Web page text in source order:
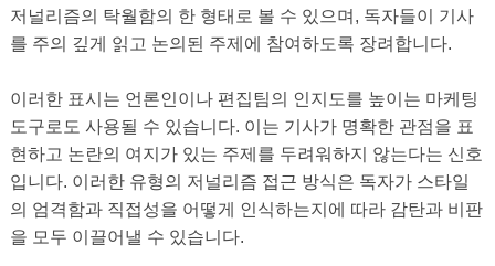
저널리즘의 탁월함의 한 형태로 볼 수 있으며, 독자들이 기사
를 주의 깊게 읽고 논의된 주제에 참여하도록 장려합니다.
이러한 표시는 언론인이나 편집팀의 인지도를 높이는 마케팅
도구로도 사용될 수 있습니다. 이는 기사가 명확한 관점을 표
현하고 논란의 여지가 있는 주제를 두려워하지 않는다는 신호
입니다. 이러한 유형의 저널리즘 접근 방식은 독자가 스타일
의 엄격함과 직접성을 어떻게 인식하는지에 따라 감탄과 비판
을 모두 이끌어낼 수 있습니다.